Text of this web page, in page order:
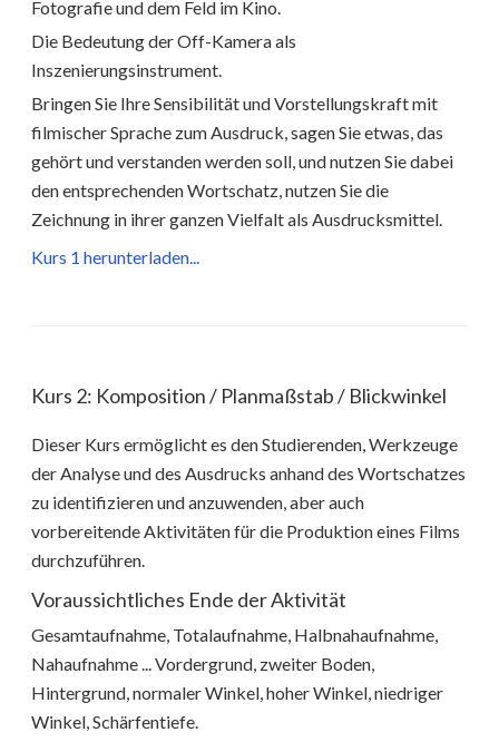
Fotografie und dem Feld im Kino.
Die Bedeutung der Off-Kamera als
Inszenierungsinstrument.
Bringen Sie Ihre Sensibilität und Vorstellungskraft mit
filmischer Sprache zum Ausdruck, sagen Sie etwas, das
gehört und verstanden werden soll, und nutzen Sie dabei
den entsprechenden Wortschatz, nutzen Sie die
Zeichnung in ihrer ganzen Vielfalt als Ausdrucksmittel.
Kurs 1 herunterladen...
Kurs 2: Komposition / Planmaßstab / Blickwinkel
Dieser Kurs ermöglicht es den Studierenden, Werkzeuge
der Analyse und des Ausdrucks anhand des Wortschatzes
zu identifizieren und anzuwenden, aber auch
vorbereitende Aktivitäten für die Produktion eines Films
durchzuführen.
Voraussichtliches Ende der Aktivität
Gesamtaufnahme, Totalaufnahme, Halbnahaufnahme,
Nahaufnahme ... Vordergrund, zweiter Boden,
Hintergrund, normaler Winkel, hoher Winkel, niedriger
Winkel, Schärfentiefe.